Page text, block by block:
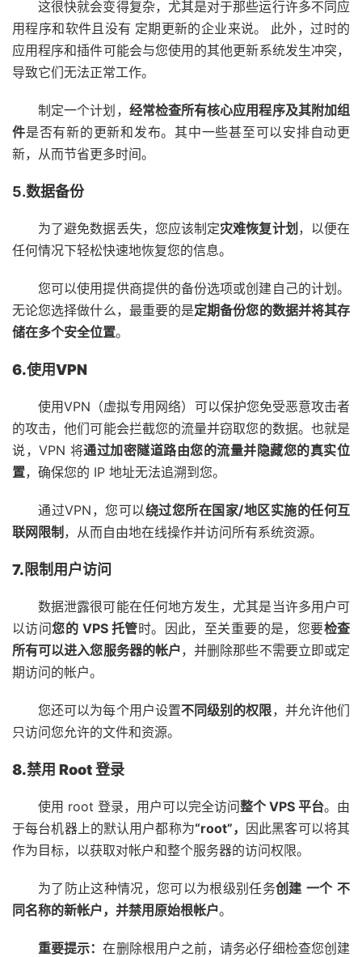
这很快就会变得复杂，尤其是对于那些运行许多不同应
用程序和软件且没有 定期更新的企业来说。
此外，过时的
应用程序和插件可能会与您使用的其他更新系统发生冲突，
导致它们无法正常工作。
制定一个计划， 经常检查所有核心应用程序及其附加组
件是否有新的更新和发布。其中一些甚至可以安排自动更
新，从而节省更多时间。
5.数据备份
为了避免数据丢失，您应该制定灾难恢复计划 ，以便在
任何情况下轻松快速地恢复您的信息。
您可以使用提供商提供的备份选项或创建自己的计划。
无论您选择做什么，最重要的是定期备份您的数据并将其存
储在多个安全位置。
6.使用VPN
使用VPN （虚拟专用网络）可以保护您免受恶意攻击者
的攻击，他们可能会拦截您的流量并窃取您的数据。也就是
说，VPN 将通过加密隧道路由您的流量并隐藏您的真实位
置，确保您的 IP 地址无法追溯到您。
通过VPN，您可以绕过您所在国家/地区实施的任何互
联网限制 ，从而自由地在线操作并访问所有系统资源。
7.限制用户访问
数据泄露很可能在任何地方发生，尤其是当许多用户可
以访问您的 VPS 托管时。因此，至关重要的是，您要检查
所有可以进入您服务器的帐户，并删除那些不需要立即或定
期访问的帐户。
您还可以为每个用户设置不同级别的权限，并允许他们
只访问您允许的文件和资源。
8.禁用 Root 登录
使用 root 登录，用户可以完全访问整个 VPS 平台。由
于每台机器上的默认用户都称为“root”， 因此黑客可以将其
作为目标，以获取对帐户和整个服务器的访问权限。
为了防止这种情况，您可以为根级别任务创建 一个 不
同名称的新帐户，并禁用原始根帐户。
重要提示：在删除根用户之前，请务必仔细检查您创建